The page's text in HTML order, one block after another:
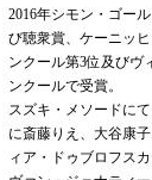
2016年シモン・ゴー
び聴衆賞、ケーニッ
ンクール第3位及びヴ
ンクールで受賞。
スズキ・メソードに
に斎藤りえ、大谷康
ィア・ドゥブロフス